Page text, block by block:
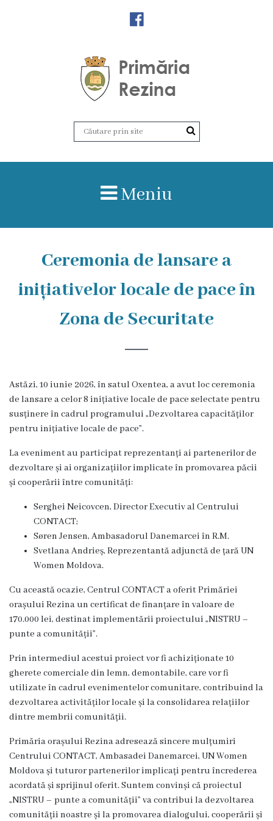
Amalgamare
Rezina
Primăria
audiență
Primarul
Aparatul
primăriei
Competențele
primarului
Dispozițiile
Plăți
salariale
încasate
Întreprinderi
subordonate
Grădinița
nr.1
,,Leagănul
copilăriei”
Meniu
Ceremonia de lansare a
inițiativelor locale de pace în
Zona de Securitate
Astăzi, 10 iunie 2026, în satul Oxentea, a avut loc ceremonia
de lansare a celor 8 inițiative locale de pace selectate pentru
susținere în cadrul programului „Dezvoltarea capacităților
pentru inițiative locale de pace”.
La eveniment au participat reprezentanți ai partenerilor de
dezvoltare și ai organizațiilor implicate în promovarea păcii
și cooperării între comunități:
Serghei Neicovcen, Director Executiv al Centrului
CONTACT;
Søren Jensen, Ambasadorul Danemarcei în R.M.
Svetlana Andrieș, Reprezentantă adjunctă de țară UN
Women Moldova.
Cu această ocazie, Centrul CONTACT a oferit Primăriei
orașului Rezina un certificat de finanțare în valoare de
170.000 lei, destinat implementării proiectului „NISTRU –
punte a comunității”.
Prin intermediul acestui proiect vor fi achiziționate 10
gherete comerciale din lemn, demontabile, care vor fi
utilizate în cadrul evenimentelor comunitare, contribuind la
dezvoltarea activităților locale și la consolidarea relațiilor
dintre membrii comunității.
Primăria orașului Rezina adresează sincere mulțumiri
Centrului CONTACT, Ambasadei Danemarcei, UN Women
Moldova și tuturor partenerilor implicați pentru încrederea
acordată și sprijinul oferit. Suntem convinși că proiectul
„NISTRU – punte a comunității” va contribui la dezvoltarea
comunității noastre și la promovarea dialogului, cooperării și